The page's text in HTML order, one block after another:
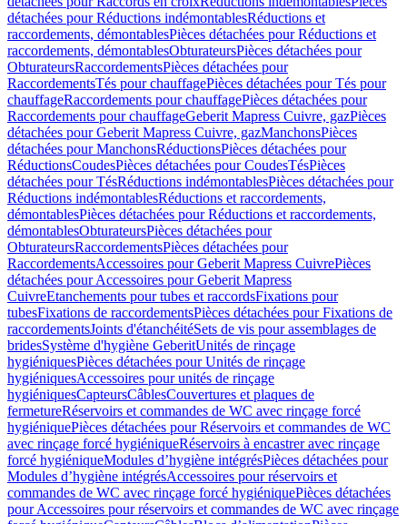
détachées pour Réductions indémontablesRéductions et
raccordements, démontablesPièces détachées pour Réductions et
raccordements, démontablesObturateursPièces détachées pour
ObturateursRaccordementsPièces détachées pour
RaccordementsTés pour chauffagePièces détachées pour Tés pour
chauffageRaccordements pour chauffagePièces détachées pour
Raccordements pour chauffageGeberit Mapress Cuivre, gazPièces
détachées pour Geberit Mapress Cuivre, gazManchonsPièces
détachées pour ManchonsRéductionsPièces détachées pour
RéductionsCoudesPièces détachées pour CoudesTésPièces
détachées pour TésRéductions indémontablesPièces détachées pour
Réductions indémontablesRéductions et raccordements,
démontablesPièces détachées pour Réductions et raccordements,
démontablesObturateursPièces détachées pour
ObturateursRaccordementsPièces détachées pour
RaccordementsAccessoires pour Geberit Mapress CuivrePièces
détachées pour Accessoires pour Geberit Mapress
CuivreEtanchements pour tubes et raccordsFixations pour
tubesFixations de raccordementsPièces détachées pour Fixations de
raccordementsJoints d'étanchéitéSets de vis pour assemblages de
bridesSystème d'hygiène GeberitUnités de rinçage
hygiéniquesPièces détachées pour Unités de rinçage
hygiéniquesAccessoires pour unités de rinçage
hygiéniquesCapteursCâblesCouvertures et plaques de
fermetureRéservoirs et commandes de WC avec rinçage forcé
hygiéniquePièces détachées pour Réservoirs et commandes de WC
avec rinçage forcé hygiéniqueRéservoirs à encastrer avec rinçage
forcé hygiéniqueModules d’hygiène intégrésPièces détachées pour
Modules d’hygiène intégrésAccessoires pour réservoirs et
commandes de WC avec rinçage forcé hygiéniquePièces détachées
pour Accessoires pour réservoirs et commandes de WC avec rinçage